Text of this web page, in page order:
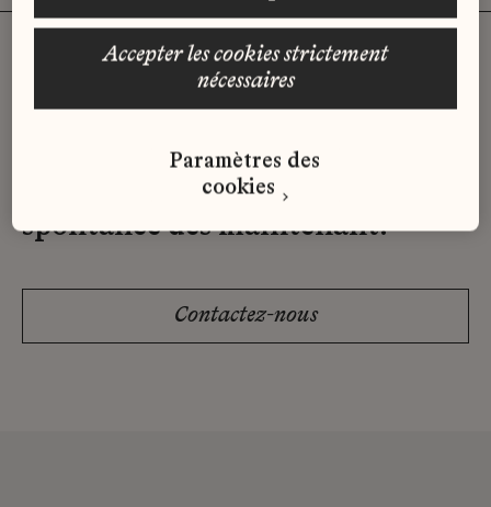
Vous n'avez pas trouvé d'offre
qui correspond à votre profil ?
Envoyez-nous votre candidature
spontanée dès maintenant.
Contactez-nous
accepter les cookies strictement
nécessaires
Paramètres des
cookies